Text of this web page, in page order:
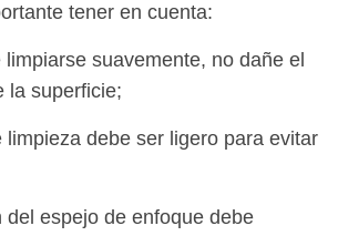
tener en cuenta:
suavemente, no dañe el
la superficie;
limpieza debe ser ligero para evitar
del espejo de enfoque debe